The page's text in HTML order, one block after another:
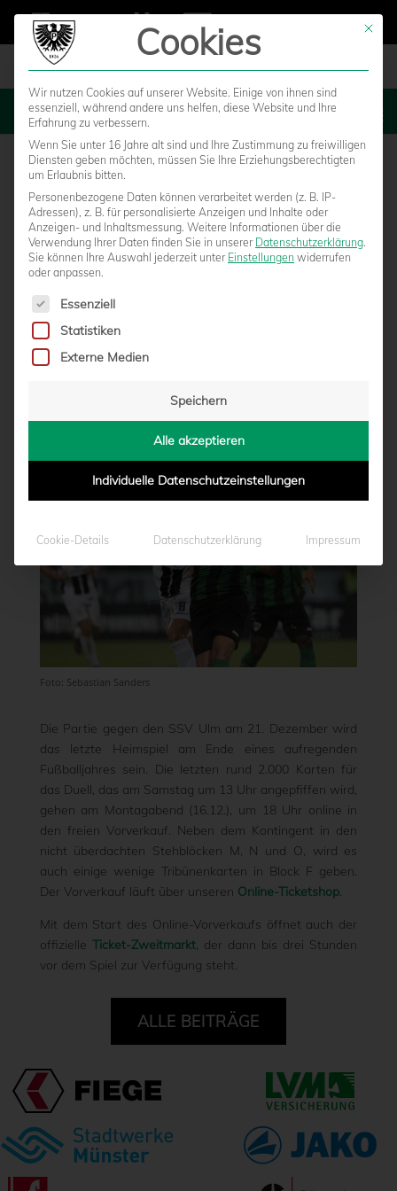
MENU
TICKETS FÜR DAS LETZTE HEIMSPIEL DES
vonNicola Lysk|12.12.2024 - 17:50
Foto: Sebastian Sanders
Die Partie gegen den SSV Ulm am 21. Dezember wird
das letzte Heimspiel am Ende eines aufregenden
Fußballjahres sein. Die letzten rund 2.000 Karten für
das Duell, das am Samstag um 13 Uhr angepfiffen wird,
gehen am Montagabend (16.12.), um 18 Uhr online in
den freien Vorverkauf. Neben dem Kontingent in den
nicht überdachten Stehblöcken M, N und O, wird es
auch einige wenige Tribünenkarten in Block F geben.
Der Vorverkauf läuft über unseren Online-Ticketshop.
Mit dem Start des Online-Vorverkaufs öffnet auch der
offizielle Ticket-Zweitmarkt, der dann bis drei Stunden
vor dem Spiel zur Verfügung steht.
ALLE BEITRÄGE
Mit
Cookies
Wir nutzen Cookies auf unserer Website. Einige von ihnen sind
essenziell, während andere uns helfen, diese Website und Ihre
Erfahrung zu verbessern.
Wenn Sie unter 16 Jahre alt sind und Ihre Zustimmung zu freiwilligen
Diensten geben möchten, müssen Sie Ihre Erziehungsberechtigten
um Erlaubnis bitten.
Personenbezogene Daten können verarbeitet werden (z. B. IP-
Adressen), z. B. für personalisierte Anzeigen und Inhalte oder
Anzeigen- und Inhaltsmessung. Weitere Informationen über die
Verwendung Ihrer Daten finden Sie in unserer Datenschutzerklärung.
Sie können Ihre Auswahl jederzeit unter Einstellungen widerrufen
oder anpassen.
Es folgt eine Liste der Service-Gruppen, für die eine
Essenziell
Statistiken
Externe Medien
Speichern
Alle akzeptieren
Individuelle Datenschutzeinstellungen
Cookie-Details Datenschutzerklärung Impressum